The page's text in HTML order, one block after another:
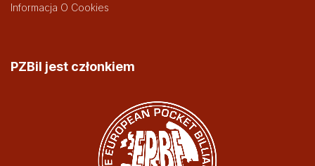
Informacja O Cookies
PZBil jest członkiem